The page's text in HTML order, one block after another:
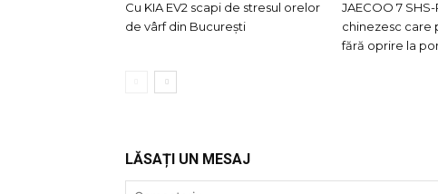
Cu KIA EV2 scapi de stresul orelor
de vârf din București
JAECOO 7 SHS-
chinezesc care
fără oprire la
LĂSAȚI UN MESAJ